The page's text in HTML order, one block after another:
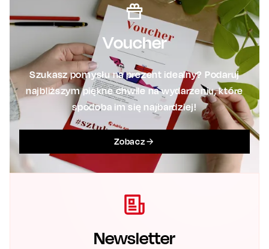
Voucher
Szukasz pomysłu na prezent idealny? Podaruj
najbliższym piękne chwile na wydarzeniu, które
spodoba im się najbardziej!
Zobacz
Newsletter